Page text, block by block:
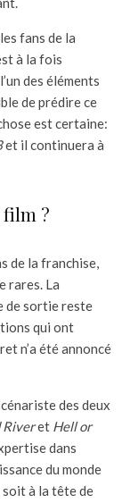
fans de la
à la fois
des éléments
de prédire ce
est certaine:
et il continuera à
film ?
de la franchise,
rares. La
de sortie reste
qui ont
n’a été annoncé
des deux
Riveret Hell or
dans
du monde
soit à la tête de